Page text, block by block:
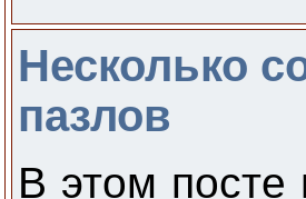
Несколько
пазлов
В этом посте